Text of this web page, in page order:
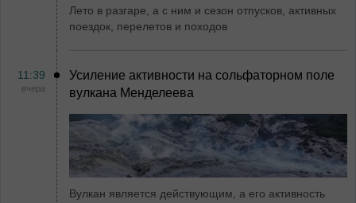
Лето в разгаре, а с ним и сезон отпусков, активных
поездок, перелетов и походов
11:39
вчера
Усиление активности на сольфаторном поле
вулкана Менделеева
Вулкан является действующим, а его активность